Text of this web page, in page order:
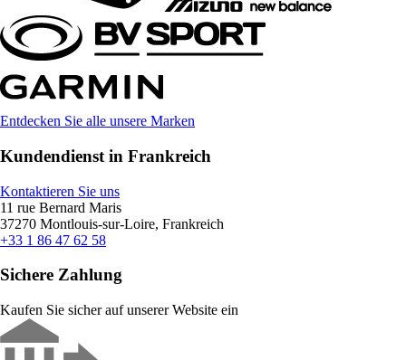
Entdecken Sie alle unsere Marken
Kundendienst in Frankreich
Kontaktieren Sie uns
11 rue Bernard Maris
37270 Montlouis-sur-Loire, Frankreich
+33 1 86 47 62 58
Sichere Zahlung
Kaufen Sie sicher auf unserer Website ein